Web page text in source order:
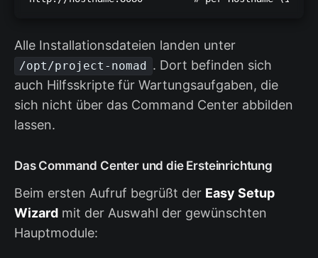
Alle Installationsdateien landen unter
/opt/project-nomad
. Dort befinden sich
auch Hilfsskripte für Wartungsaufgaben, die
sich nicht über das Command Center abbilden
lassen.
Das Command Center und die Ersteinrichtung
Beim ersten Aufruf begrüßt der Easy Setup
Wizard mit der Auswahl der gewünschten
Hauptmodule: